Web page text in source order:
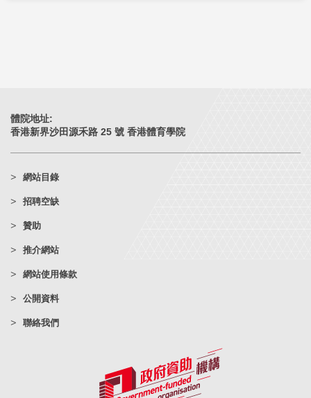
體院地址:
香港新界沙田源禾路 25 號 香港體育學院
網站目錄
招聘空缺
贊助
推介網站
網站使用條款
公開資料
聯絡我們